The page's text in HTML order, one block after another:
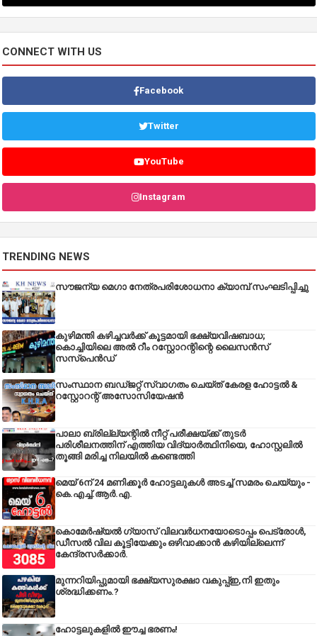
CONNECT WITH US
Facebook
Twitter
YouTube
Instagram
TRENDING NEWS
സൗജന്യ മെഗാ നേത്രപരിശോധനാ ക്യാമ്പ് സംഘടിപ്പിച്ചു
കുഴിമന്തി കഴിച്ചവർക്ക് കൂട്ടമായി ഭക്ഷ്യവിഷബാധ;
കൊച്ചിയിലെ അൽ റീം റസ്റ്റോറന്റിന്റെ ലൈസൻസ്
സസ്പെൻഡ്
സംസ്ഥാന ബഡ്‌ജറ്റ് സ്വാഗതം ചെയ്ത് കേരള ഹോട്ടൽ &
റസ്റ്റോറന്റ് അസോസിയേഷൻ
പാലാ ബ്രില്ല്യന്റിൽ നീറ്റ് പരീക്ഷയ്ക്ക് തുടർ
പരിശീലനത്തിന് എത്തിയ വിദ്യാർത്ഥിനിയെ, ഹോസ്റ്റലിൽ
തൂങ്ങി മരിച്ച നിലയിൽ കണ്ടെത്തി
മെയ് 6ന് 24 മണിക്കൂർ ഹോട്ടലുകൾ അടച്ച് സമരം ചെയ്യും -
കെ.എച്ച്.ആർ.എ.
കൊമേർഷ്യൽ ഗ്യാസ് വിലവർധനയോടൊപ്പം പെട്രോൾ,
ഡീസല്‍ വില കൂട്ടിയേക്കും ഒഴിവാക്കാന്‍ കഴിയില്ലെന്ന്
കേന്ദ്രസര്‍ക്കാര്‍.
മുന്നറിയിപ്പുമായി ഭക്ഷ്യസുരക്ഷാ വകുപ്പ്ഇ,നി ഇതും
ശ്രദ്ധിക്കണം.?
ഹോട്ടലുകളിൽ ഈച്ച ഭരണം!